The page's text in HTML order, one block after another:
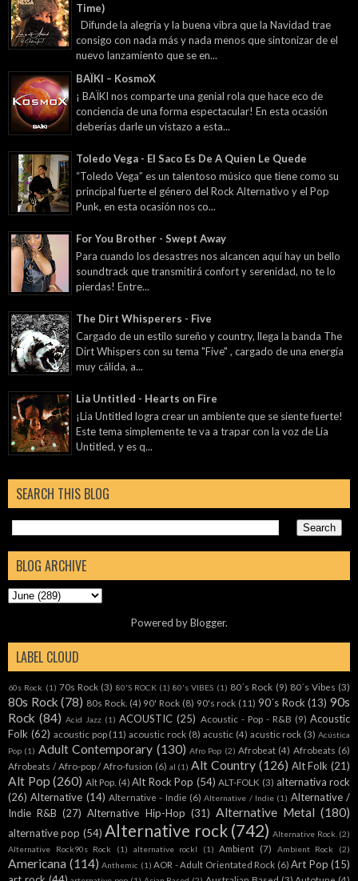
Time)
Difunde la alegría y la buena vibra que la Navidad trae
consigo con nada más y nada menos que sintonizar de el
nuevo lanzamiento que se en...
BAÏKI – KosmoX
¡ BAÏKI nos comparte una genial rola que hace eco de
conciencia de una forma espectacular! En esta ocasión
deberías darle un vistazo a esta...
Toledo Vega - El Saco Es De A Quien Le Quede
“Toledo Vega” es un talentoso músico que tiene como su
principal fuerte el género del Rock Alternativo y el Pop
Punk, en esta ocasión nos co...
For You Brother - Swept Away
Para cuando los desastres nos alcancen aquí hay un bello
soundtrack que transmitirá confort y serenidad, no te lo
pierdas! Entre...
The Dirt Whisperers - Five
Cargado de un estilo sureño y country, llega la banda The
Dirt Whispers con su tema "Five" , cargado de una energía
muy cálida, a...
Lia Untitled - Hearts on Fire
¡Lia Untitled logra crear un ambiente que se siente fuerte!
Este tema simplemente te va a trapar con la voz de Lia
Untitled, y es q...
SEARCH THIS BLOG
BLOG ARCHIVE
Powered byBlogger.
LABEL CLOUD
60s Rock (1) 70s Rock (3) 80'S ROCK (1) 80's VIBES (1) 80´s Rock (9) 80´s Vibes (3)
80s Rock (78) 80s Rock. (4) 90' Rock (8) 90's rock (11) 90´s Rock (13) 90s
Rock (84) Acid Jazz (1) ACOUSTIC (25) Acoustic - Pop - R&B (9) Acoustic
Folk (62) acoustic pop (11) acoustic rock (8) acustic (4) acustic rock (3) Acústica
Pop (1) Adult Contemporary (130) Afro Pop (2) Afrobeat (4) Afrobeats (6)
Afrobeats / Afro-pop / Afro-fusion (6) al (1) Alt Country (126) Alt Folk (21)
Alt Pop (260) Alt Pop. (4) Alt Rock Pop (54) ALT-FOLK (3) alternativa rock
(26) Alternative (14) Alternative - Indie (6) Alternative / Indie (1) Alternative /
Indie R&B (27) Alternative Hip-Hop (31) Alternative Metal (180)
alternative pop (54) Alternative rock (742) Alternative Rock. (2)
Alternative Rock90s Rock
(1) alternative rockl (1) Ambient (7) Ambient Rock (2)
Americana (114) Anthemic (1) AOR - Adult Orientated Rock (6) Art Pop (15)